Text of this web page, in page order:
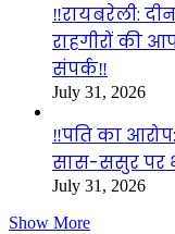
‼️रायबरेली:
राहगीरों की
संपर्क‼️
July 31, 2026
‼️पति का
सास-ससुर पर
July 31, 2026
Show More